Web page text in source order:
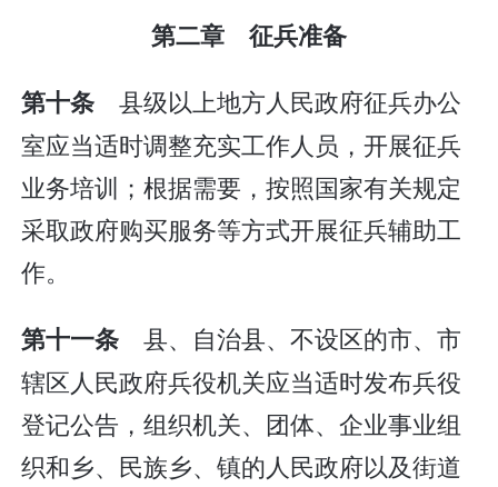
第二章 征兵准备
第十条 县级以上地方人民政府征兵办公
室应当适时调整充实工作人员，开展征兵
业务培训；根据需要，按照国家有关规定
采取政府购买服务等方式开展征兵辅助工
作。
第十一条 县、自治县、不设区的市、市
辖区人民政府兵役机关应当适时发布兵役
登记公告，组织机关、团体、企业事业组
织和乡、民族乡、镇的人民政府以及街道